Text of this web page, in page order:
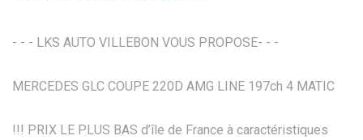
- - - LKS AUTO VILLEBON VOUS PROPOSE- - -
MERCEDES GLC COUPE 220D AMG LINE 197ch 4 MATIC
!!! PRIX LE PLUS BAS d’île de France à caractéristiques